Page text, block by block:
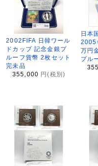
2002FIFA 日韓ワール
ドカップ 記念金銀プ
ルーフ貨幣 2枚セット
完未品
355,000 円(税別)
日本
2005
万円
プル